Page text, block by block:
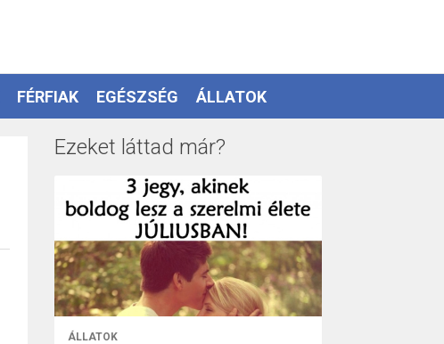
FÉRFIAK EGÉSZSÉG ÁLLATOK
Ezeket láttad már?
ÁLLATOK